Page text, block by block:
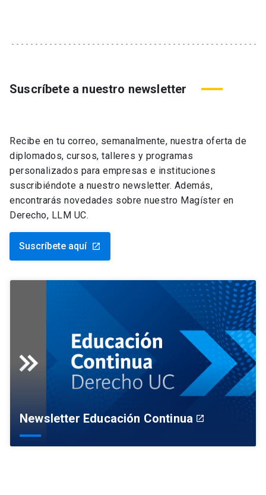
Suscríbete a nuestro newsletter
Recibe en tu correo, semanalmente, nuestra oferta de
diplomados, cursos, talleres y programas
personalizados para empresas e instituciones
suscribiéndote a nuestro newsletter. Además,
encontrarás novedades sobre nuestro Magíster en
Derecho, LLM UC.
Suscríbete aquí launch
Newsletter Educación Continua launch